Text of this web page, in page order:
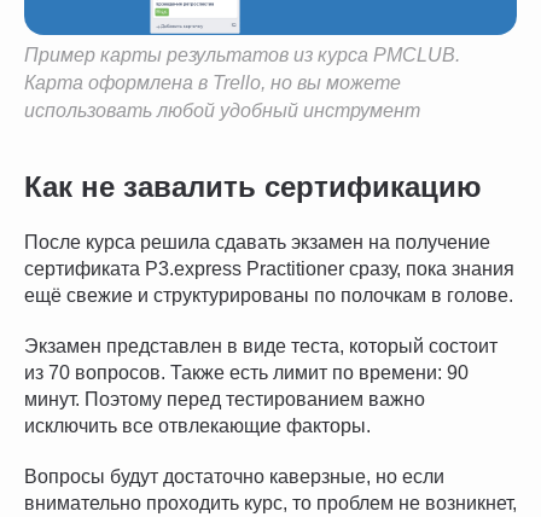
Пример карты результатов из курса PMCLUB.
Карта оформлена в Trello, но вы можете
использовать любой удобный инструмент
Как не завалить сертификацию
После курса решила сдавать экзамен на получение
сертификата P3.express Practitioner сразу, пока знания
ещё свежие и структурированы по полочкам в голове.
Экзамен представлен в виде теста, который состоит
из 70 вопросов. Также есть лимит по времени: 90
минут. Поэтому перед тестированием важно
исключить все отвлекающие факторы.
Вопросы будут достаточно каверзные, но если
внимательно проходить курс, то проблем не возникнет,